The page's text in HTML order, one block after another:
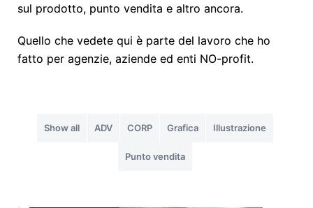
sul prodotto, punto vendita e altro ancora.
Quello che vedete qui è parte del lavoro che ho
fatto per agenzie, aziende ed enti NO-profit.
Show all ADV CORP Grafica Illustrazione
Punto vendita